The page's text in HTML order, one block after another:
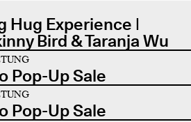
Hug Experience |
Bird & Taranja Wu
Pop-Up Sale
Pop-Up Sale